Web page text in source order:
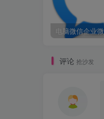
评论 抢沙发